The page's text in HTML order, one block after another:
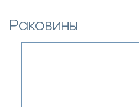
Раковины